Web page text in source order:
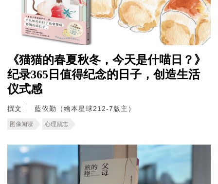
《猫猫的春夏秋冬，今天是什喵日？》
纪录365日值得纪念的日子，创造生活
仪式感
撰文 藍依勤（繪本星球212-7版主）
图像阅读 心理励志